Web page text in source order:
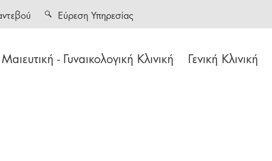
Μαιευτική - Γυναικολογική Κλινική Γενική Κλινική
Εύρεση Υπηρεσίας